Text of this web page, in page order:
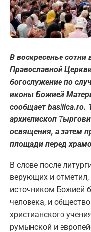
В воскресенье
Православной
богослужение по
иконы Божией
сообщает basilica.ro.
архиепископ
освящения, а затем
площади перед
В слове после
верующих и отметил,
источником Божией
человека, и
христианского
румынской и